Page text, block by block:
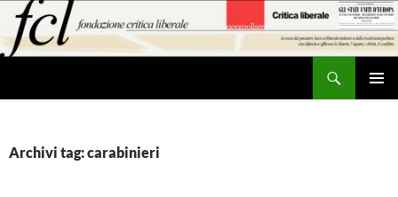
contenuto
Archivi tag: carabinieri